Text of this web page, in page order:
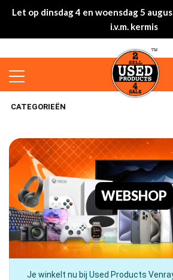
Let op dinsdag 4 en woensdag 5
i.v.m. kermis
CATEGORIEËN
WEBSHOP
Je winkelt nu bij Used Products